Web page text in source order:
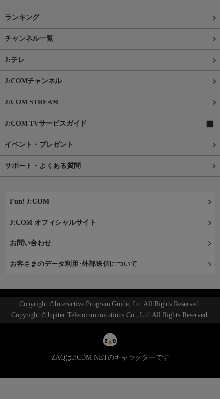
ランキング
チャンネル一覧
J:テレ
J:COMチャンネル
J:COM STREAM
J:COM TVサービスガイド
イベント・プレゼント
サポート・よくある質問
Fun! J:COM
J:COM オフィシャルサイト
お問い合わせ
お客さまのデータ利用･外部送信について
Copyright ©Interactive Program Guide, Inc.All Rights Reserved.
Copyright ©Jupiter Telecommunications Co., Ltd.All Rights Reserved.
ZAQはJ:COM NETのキャラクターです